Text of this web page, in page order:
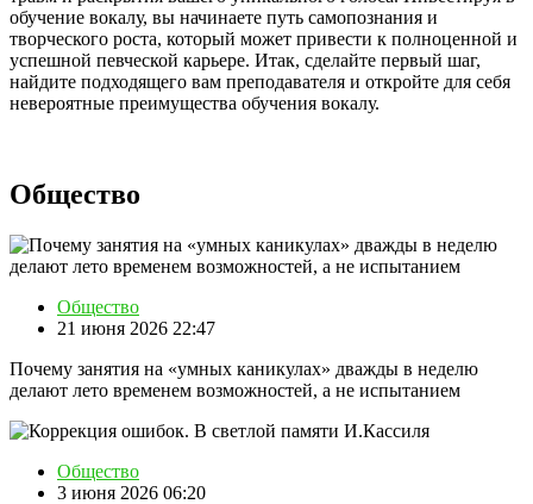
обучение вокалу, вы начинаете путь самопознания и
творческого роста, который может привести к полноценной и
успешной певческой карьере. Итак, сделайте первый шаг,
найдите подходящего вам преподавателя и откройте для себя
невероятные преимущества обучения вокалу.
Общество
Общество
21 июня 2026 22:47
Почему занятия на «умных каникулах» дважды в неделю
делают лето временем возможностей, а не испытанием
Общество
3 июня 2026 06:20